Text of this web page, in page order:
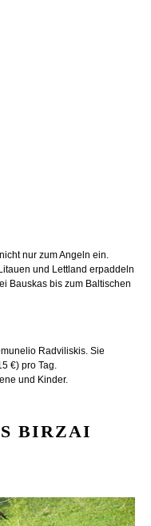
nur zum Angeln ein.
und Lettland erpaddeln
Bauskas bis zum Baltischen
Radviliskis. Sie
€) pro Tag.
und Kinder.
BIRZAI